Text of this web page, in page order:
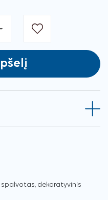
spalvotas, dekoratyvinis